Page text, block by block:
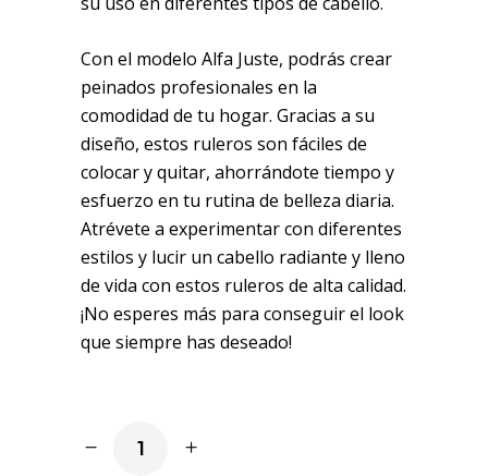
Con el modelo Alfa Juste, podrás crear
peinados profesionales en la
comodidad de tu hogar. Gracias a su
diseño, estos ruleros son fáciles de
colocar y quitar, ahorrándote tiempo y
esfuerzo en tu rutina de belleza diaria.
Atrévete a experimentar con diferentes
estilos y lucir un cabello radiante y lleno
de vida con estos ruleros de alta calidad.
¡No esperes más para conseguir el look
que siempre has deseado!
Adhesivo